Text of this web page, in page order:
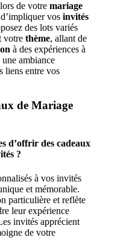
lors de votre mariage
vos invités
des lots variés
votre thème, allant de
à des expériences à
ambiance
liens entre vos
de Mariage
d’offrir des cadeaux
?
à vos invités
et mémorable.
particulière et reflète
leur expérience
invités apprécient
de votre